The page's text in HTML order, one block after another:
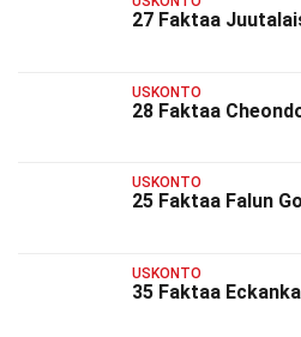
27 Faktaa
USKONTO
28 Faktaa
USKONTO
25 Faktaa Falun
USKONTO
35 Faktaa